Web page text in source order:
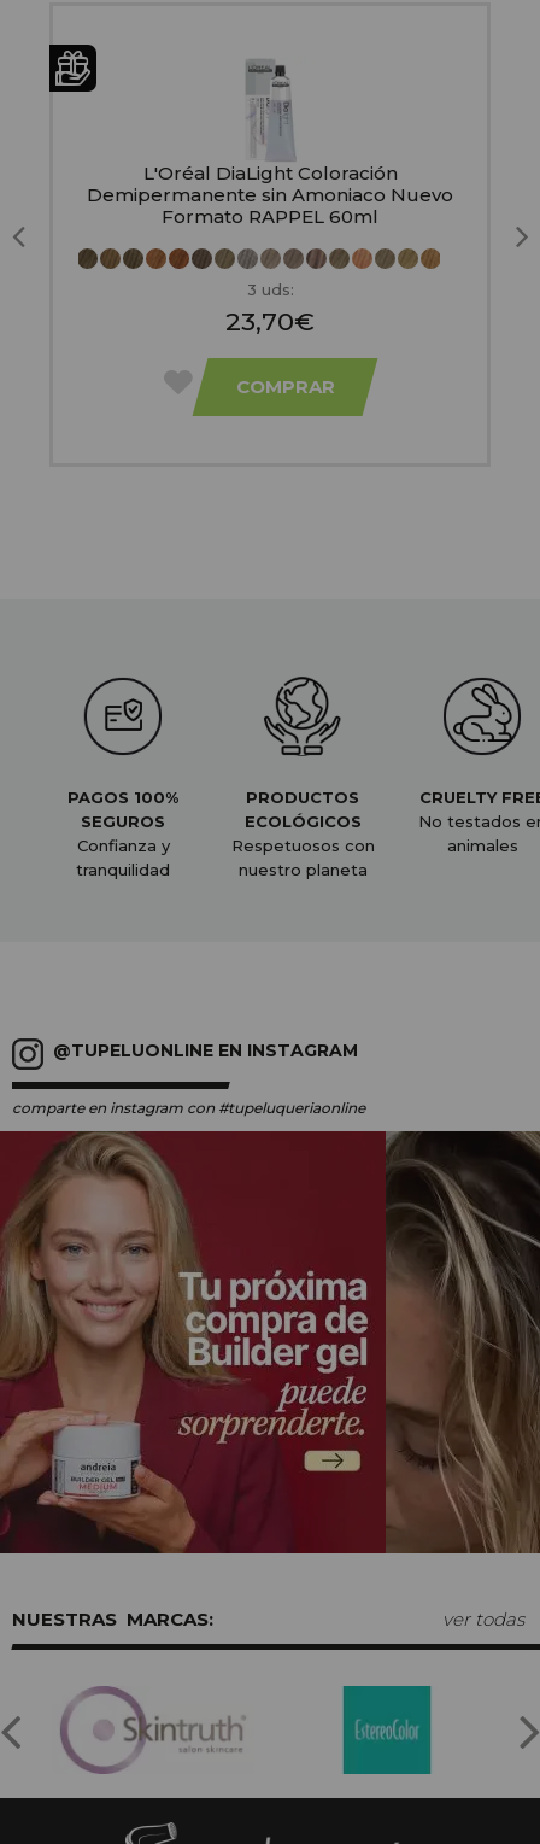
L'Oréal DiaLight Coloración
Demipermanente sin Amoniaco Nuevo
Formato RAPPEL 60ml
3 uds:
23,70€
COMPRAR
PAGOS 100%
SEGUROS
Confianza y
tranquilidad
PRODUCTOS
ECOLÓGICOS
Respetuosos con
nuestro planeta
CRUELTY
No testados
animales
@TUPELUONLINE EN INSTAGRAM
comparte en instagram con #tupeluqueriaonline
MARCAS: ver todas